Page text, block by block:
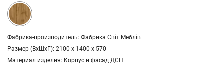
Фабрика-производитель: Фабрика Світ Меблів
Размер (ВхШхГ): 2100 х 1400 х 570
Материал изделия: Корпус и фасад ДСП